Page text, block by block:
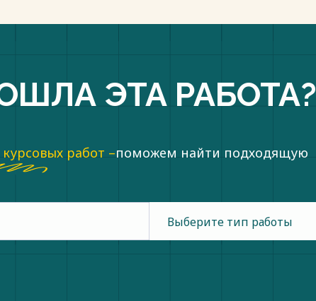
ЭТА РАБОТА?
курсовых работ –поможем найти подходящую
Выберите тип работы